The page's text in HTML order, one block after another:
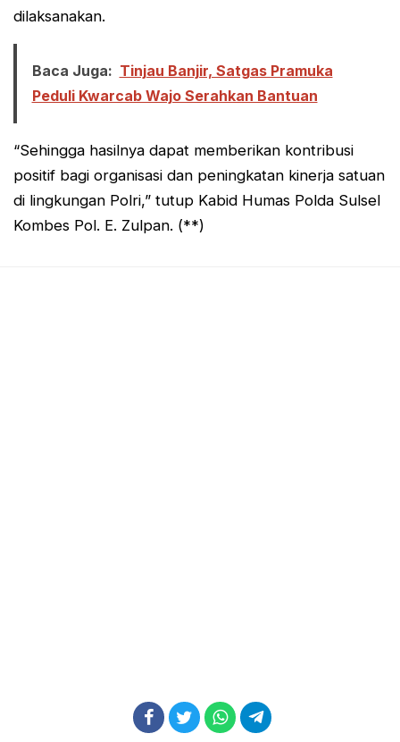
dilaksanakan.
Baca Juga: Tinjau Banjir, Satgas Pramuka
Peduli Kwarcab Wajo Serahkan Bantuan
“Sehingga hasilnya dapat memberikan kontribusi
positif bagi organisasi dan peningkatan kinerja satuan
di lingkungan Polri,” tutup Kabid Humas Polda Sulsel
Kombes Pol. E. Zulpan. (**)